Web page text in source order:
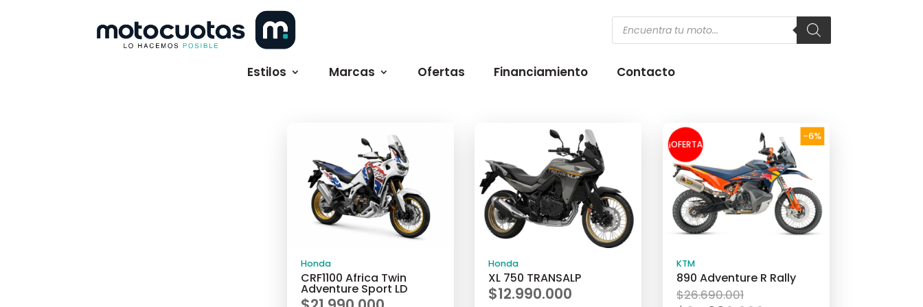
Products
search
Estilos Marcas Ofertas Financiamiento Contacto
Honda
CRF1100 Africa Twin
Adventure Sport LD
Honda
XL 750 TRANSALP
$12.990.000
-6%
¡OFERTA
!
KTM
890 Adventure R Rally
$26.690.001El